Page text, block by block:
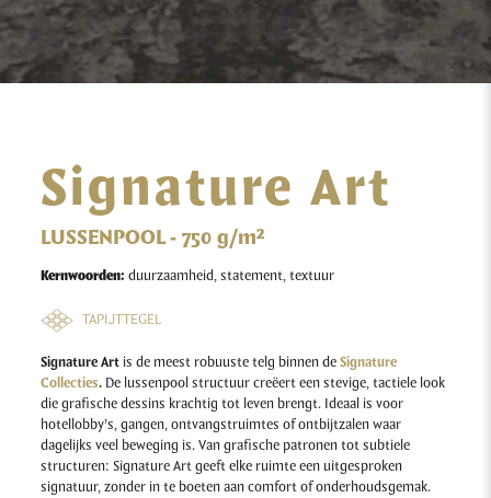
Signature Art
LUSSENPOOL - 750 g/m²
Kernwoorden: duurzaamheid, statement, textuur
TAPIJTTEGEL
Signature Artis de meest robuuste telg binnen deSignature
Collecties.De lussenpool structuur creëert een stevige, tactiele look
die grafische dessins krachtig tot leven brengt. Ideaal is voor
hotellobby’s, gangen, ontvangstruimtes of ontbijtzalen waar
dagelijks veel beweging is. Van grafische patronen tot subtiele
structuren: Signature Art geeft elke ruimte een uitgesproken
signatuur, zonder in te boeten aan comfort of onderhoudsgemak.